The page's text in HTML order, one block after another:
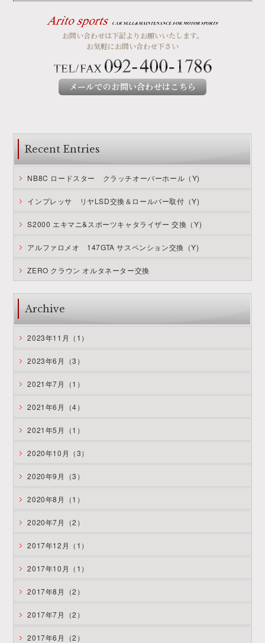
Recent Entries
NB8C ロードスター クラッチオーバーホール（Y)
インプレッサ リヤLSD交換＆ロールバー取付（Y)
S2000 エキマニ&スポーツキャタライザー 交換（Y)
アルファロメオ 147GTA サスペンション交換（Y)
ZERO クラウン オルタネーター交換
Archive
2023年11月（1）
2023年6月（3）
2021年7月（1）
2021年6月（4）
2021年5月（1）
2020年10月（3）
2020年9月（3）
2020年8月（1）
2020年7月（2）
2017年12月（1）
2017年10月（1）
2017年8月（2）
2017年7月（2）
2017年6月（2）
お問い合わせは下記よりお願いいたします。
お気軽にお問い合わせ下さい
メールでのお問い合わせはこちら